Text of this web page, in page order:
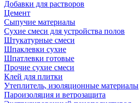
Добавки для растворов
Цемент
Сыпучие материалы
Сухие смеси для устройства полов
Штукатурные смеси
Шпаклевки сухие
Шпатлевки готовые
Прочие сухие смеси
Клей для плитки
Утеплитель, изоляционные материалы
Пароизоляция и ветрозащита